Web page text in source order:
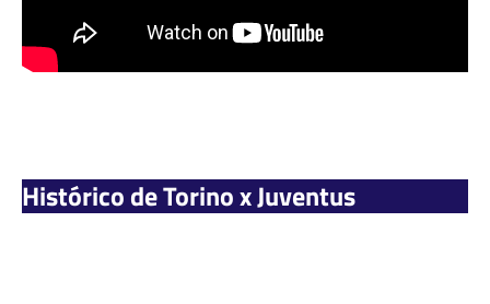
Histórico de Torino x Juventus